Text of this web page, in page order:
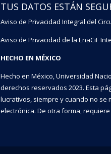
TUS DATOS ESTÁN
Aviso de Privacidad Integral del
Aviso de Privacidad de la EnaCiF
HECHO EN MÉXICO
Hecho en México, Universidad
derechos reservados 2023. Esta
lucrativos, siempre y cuando no se
electrónica. De otra forma,